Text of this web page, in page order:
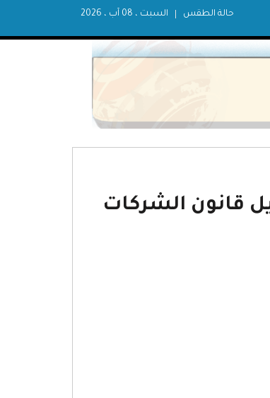
السبت ، 08 آب ، 2026 حالة الطقس